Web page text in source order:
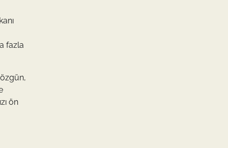
fazla
ön